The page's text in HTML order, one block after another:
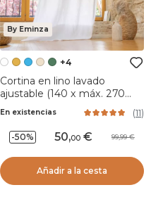
By Eminza
+4
Cortina en lino lavado
ajustable (140 x máx. 270
cm) Louise Blanco
En existencias (11)
-50% 50,00 99,99
Añadir a la cesta